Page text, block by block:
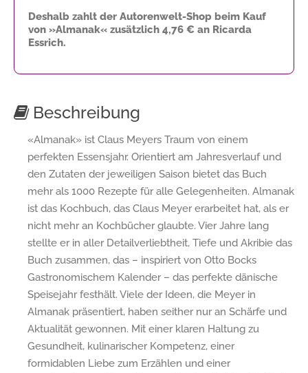
Deshalb zahlt der Autorenwelt-Shop beim Kauf
von »Almanak« zusätzlich 4,76 € an Ricarda
Essrich.
Beschreibung
«Almanak» ist Claus Meyers Traum von einem
perfekten Essensjahr. Orientiert am Jahresverlauf und
den Zutaten der jeweiligen Saison bietet das Buch
mehr als 1000 Rezepte für alle Gelegenheiten. Almanak
ist das Kochbuch, das Claus Meyer erarbeitet hat, als er
nicht mehr an Kochbücher glaubte. Vier Jahre lang
stellte er in aller Detailverliebtheit, Tiefe und Akribie das
Buch zusammen, das – inspiriert von Otto Bocks
Gastronomischem Kalender – das perfekte dänische
Speisejahr festhält. Viele der Ideen, die Meyer in
Almanak präsentiert, haben seither nur an Schärfe und
Aktualität gewonnen. Mit einer klaren Haltung zu
Gesundheit, kulinarischer Kompetenz, einer
formidablen Liebe zum Erzählen und einer